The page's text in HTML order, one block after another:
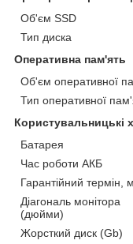
Об'єм SSD
Тип диска
Оперативна пам'ять
Об'єм оперативної
Тип оперативної
Користувальницькі
Батарея
Час роботи АКБ
Гарантійний термін,
Діагональ монітора
(дюйми)
Жорсткий диск (Gb)